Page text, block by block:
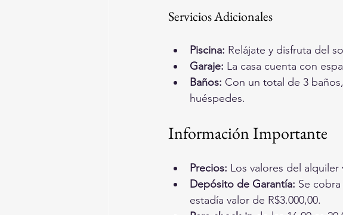
Servicios Adicionales
Piscina: Relájate y disfruta del
Garaje: La casa cuenta con
Baños: Con un total de 3
huéspedes.
Información Importante
Precios: Los valores del
Depósito de Garantía: Se cobra
estadía valor de R$3.000,00.